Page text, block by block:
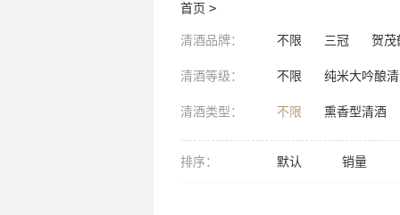
首页 >
清酒品牌： 不限 三冠 贺茂
清酒等级： 不限 纯米大吟酿
清酒类型： 不限 熏香型清酒
排序： 默认 销量